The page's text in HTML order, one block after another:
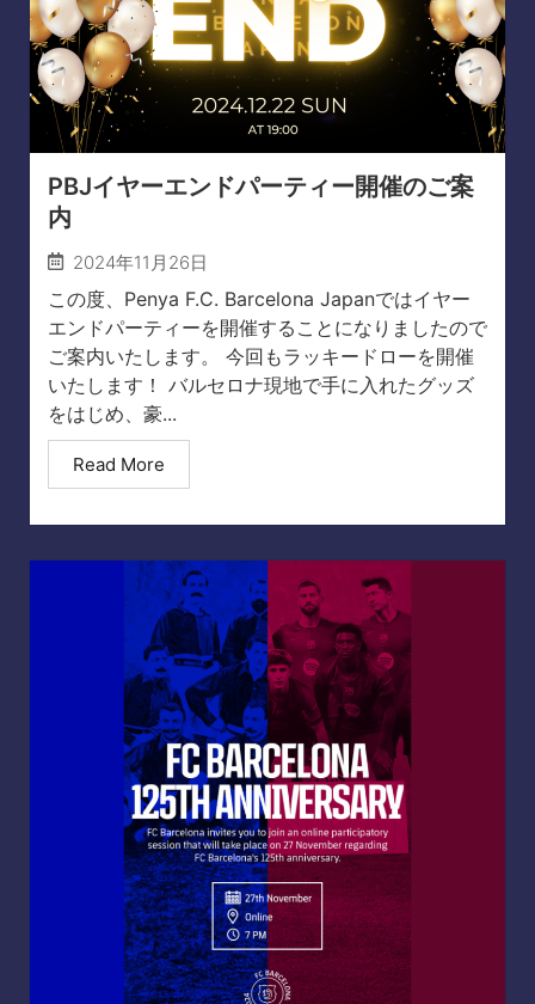
PBJイヤーエンドパーティー開催のご案
内
2024年11月26日
この度、Penya F.C. Barcelona Japanではイヤー
エンドパーティーを開催することになりましたので
ご案内いたします。 今回もラッキードローを開催
いたします！ バルセロナ現地で手に入れたグッズ
をはじめ、豪...
Read More